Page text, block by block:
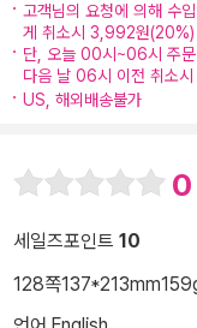
고객님의 요청에 의해 수
게 취소시 3,992원(20%)
단, 오늘 00시~06시 주
다음 날 06시 이전 취소시
US, 해외배송불가
0
세일즈포인트 10
128쪽137*213mm